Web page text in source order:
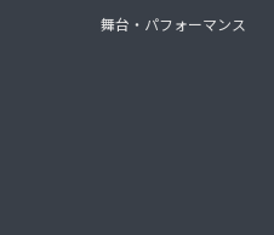
舞台・パフォーマンス